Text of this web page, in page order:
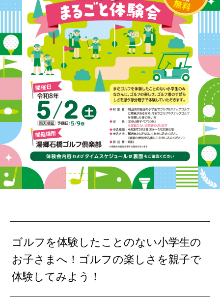
ゴルフを体験したことのない小学生の
お子さまへ！ゴルフの楽しさを親子で
体験してみよう！